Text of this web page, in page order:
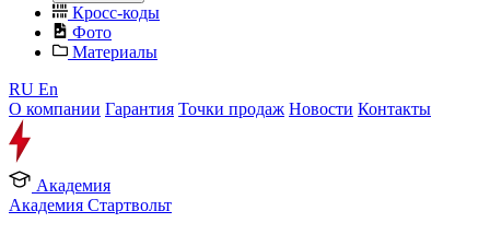
Кросс-коды
Фото
Материалы
RU En
О компании Гарантия Точки продаж Новости Контакты
Академия
Академия Стартвольт